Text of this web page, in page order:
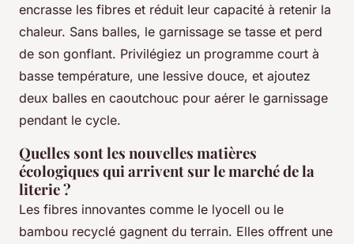
encrasse les fibres et réduit leur capacité à retenir la
chaleur. Sans balles, le garnissage se tasse et perd
de son gonflant. Privilégiez un programme court à
basse température, une lessive douce, et ajoutez
deux balles en caoutchouc pour aérer le garnissage
pendant le cycle.
Quelles sont les nouvelles matières
écologiques qui arrivent sur le marché de la
literie ?
Les fibres innovantes comme le lyocell ou le
bambou recyclé gagnent du terrain. Elles offrent une